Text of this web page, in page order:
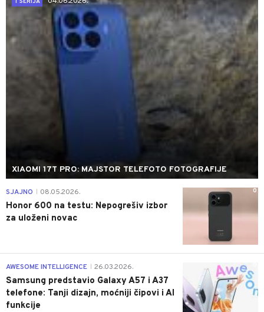
T SERIJA
XIAOMI 17T PRO: MAJSTOR TELEFOTO FOTOGRAFIJE
0
SJAJNO 08.05.2026.
Honor 600 na testu: Nepogrešiv izbor
za uloženi novac
AWESOME INTELLIGENCE 26.03.2026.
Samsung predstavio Galaxy A57 i A37
telefone: Tanji dizajn, moćniji čipovi i AI
funkcije